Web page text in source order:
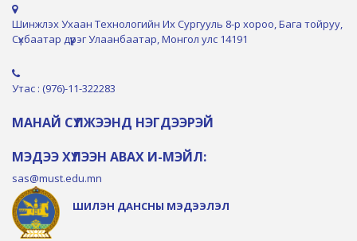
Шинжлэх Ухаан Технологийн Их Сургууль 8-р хороо, Бага тойруу,
Сүхбаатар дүүрэг Улаанбаатар, Монгол улс 14191
Утас : (976)-11-322283
МАНАЙ СҮЛЖЭЭНД НЭГДЭЭРЭЙ
МЭДЭЭ ХҮЛЭЭН АВАХ И-МЭЙЛ:
sas@must.edu.mn
ШИЛЭН ДАНСНЫ МЭДЭЭЛЭЛ